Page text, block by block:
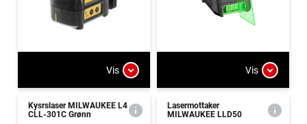
Vis Vis
Kysrslaser MILWAUKEE L4
CLL-301C Grønn
Lasermottaker
MILWAUKEE LLD50